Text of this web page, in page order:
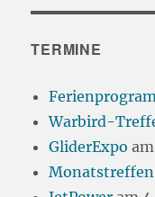
TERMINE
Warbird-
GliderExpo
Monatstreffen